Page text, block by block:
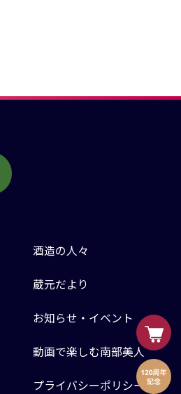
酒造の人々
蔵元だより
お知らせ・イベント
動画で楽しむ南部美人
プライバシーポリシー